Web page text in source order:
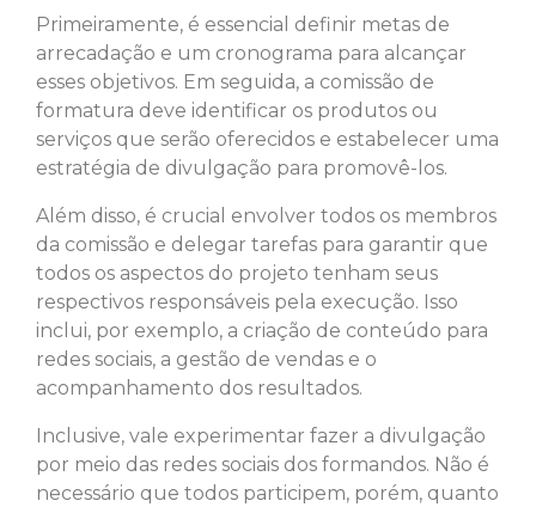
Primeiramente, é essencial definir metas de
arrecadação e um cronograma para alcançar
esses objetivos. Em seguida, a comissão de
formatura deve identificar os produtos ou
serviços que serão oferecidos e estabelecer uma
estratégia de divulgação para promovê-los.
Além disso, é crucial envolver todos os membros
da comissão e delegar tarefas para garantir que
todos os aspectos do projeto tenham seus
respectivos responsáveis pela execução. Isso
inclui, por exemplo, a criação de conteúdo para
redes sociais, a gestão de vendas e o
acompanhamento dos resultados.
Inclusive, vale experimentar fazer a divulgação
por meio das redes sociais dos formandos. Não é
necessário que todos participem, porém, quanto